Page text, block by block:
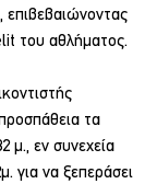
επιβεβαιώνοντας
του αθλήματος.
τα
μ., εν συνεχεία
για να ξεπεράσει